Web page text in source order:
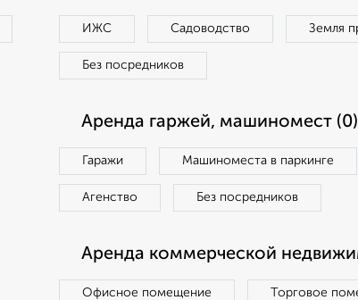
ИЖС Садоводство Земля
Без посредников
Аренда гаржей, машиномест (0)
Гаражи Машиноместа в паркинге
Агенство Без посредников
Аренда коммерческой
Офисное помещение Торговое